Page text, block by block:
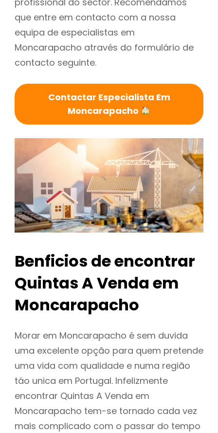
que entre em contacto com a nossa
equipa de especialistas em
Moncarapacho através do formulário de
contacto seguinte.
Contactar Especialista Em
Moncarapacho
Benficios de encontrar
Quintas A Venda em
Moncarapacho
Morar em Moncarapacho é sem duvida
uma excelente opção para quem pretende
uma vida com qualidade e numa região
táo unica em Portugal. Infelizmente
encontrar Quintas A Venda em
Moncarapacho tem-se tornado cada vez
mais complicado com o passar do tempo